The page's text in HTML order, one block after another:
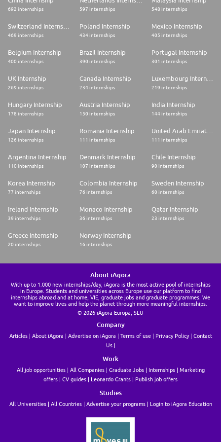
Europe, France, Ile-de-France, 92 - Hauts-De-Seine
Montrouge
Critères candidat
Bac + 5 / M2 et plus
Et si c'était vous ?
Formation : Ecole d'ingénieur/Informatique.
Spécialisation : Finance.
Niveau d'expérience minimum
0 - 2 ans
Expérience
Compétences recherchées
Hard Skills :
* Linux Scripting;
* Français & Anglais courants.
* Curieux;
* Autonomie.
Crédit Agricole CIB s'engage en faveur de l'insertion des personnes en
Ce poste est éligible au télétravail dans les conditions prévues par notre
accord reposant sur le double volontariat (collaborateur & manager) et
après une période d'intégration réussie
692 internships 597 internships 548 internships
469 internships
Poland Internship
434 internships
Mexico Internship
405 internships
Belgium Internship
400 internships
Brazil Internship
390 internships
Portugal Internship
301 internships
UK Internship
269 internships
Canada Internship
234 internships
Luxembourg Internship
219 internships
Hungary Internship
178 internships
Austria Internship
150 internships
India Internship
144 internships
Japan Internship
126 internships
Romania Internship
111 internships
United Arab Emirates Internship
111 internships
Argentina Internship
110 internships
Denmark Internship
107 internships
Chile Internship
90 internships
Korea Internship
77 internships
Colombia Internship
76 internships
Sweden Internship
60 internships
Ireland Internship
39 internships
Monaco Internship
36 internships
Qatar Internship
23 internships
Greece Internship
20 internships
Norway Internship
16 internships
About iAgora
With up to 1.000 new internships/day, iAgora is the most active pool of internships
in Europe. Students and universities across Europe use our platform to find
internships abroad and at home, VIE, graduate jobs and graduate programmes. We
want to improve lives and help the planet through more meaningful internships.
© 2026 iAgora Europa, SLU
Company
Articles About iAgora Advertise on iAgora Terms of use Privacy Policy
Contact
Us
Work
All job opportunities All Companies Graduate Jobs Internships
Marketing
offers
CV guides Leonardo Grants Publish job offers
Studies
All Universities All Countries Advertise your programs Login to iAgora Education